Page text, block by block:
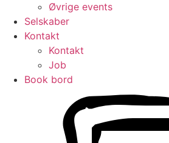
Øvrige events
Selskaber
Kontakt
Kontakt
Job
Book bord